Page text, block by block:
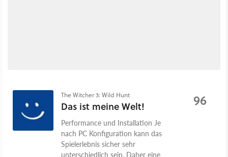
The Witcher 3: Wild Hunt
Das ist meine Welt!
Performance und Installation Je
nach PC Konfiguration kann das
Spielerlebnis sicher sehr
unterschiedlich sein. Daher eine
96